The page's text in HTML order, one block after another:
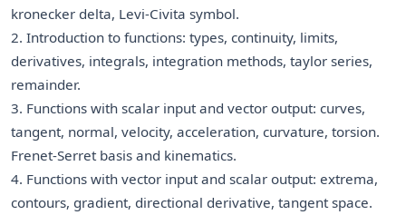
kronecker delta, Levi-Civita symbol.
2. Introduction to functions: types, continuity, limits,
derivatives, integrals, integration methods, taylor series,
remainder.
3. Functions with scalar input and vector output: curves,
tangent, normal, velocity, acceleration, curvature, torsion.
Frenet-Serret basis and kinematics.
4. Functions with vector input and scalar output: extrema,
contours, gradient, directional derivative, tangent space.